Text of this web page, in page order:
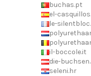
buchas.pt
el-
le-
il-boccole.it
die-
seleni.hr